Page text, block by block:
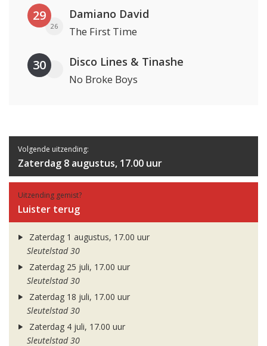
29
26
Damiano David
The First Time
30 Disco Lines & Tinashe
No Broke Boys
Volgende uitzending:
Zaterdag 8 augustus, 17.00 uur
Uitzending gemist?
Luister terug
Zaterdag 1 augustus, 17.00 uur
Sleutelstad 30
Zaterdag 25 juli, 17.00 uur
Sleutelstad 30
Zaterdag 18 juli, 17.00 uur
Sleutelstad 30
Zaterdag 4 juli, 17.00 uur
Sleutelstad 30